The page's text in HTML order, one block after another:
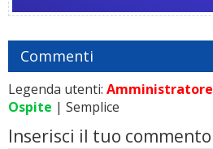
Commenti
Legenda utenti: Amministratore
Ospite | Semplice
Inserisci il tuo commento